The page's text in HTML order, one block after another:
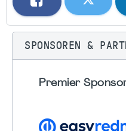
SPONSOREN &
Premier